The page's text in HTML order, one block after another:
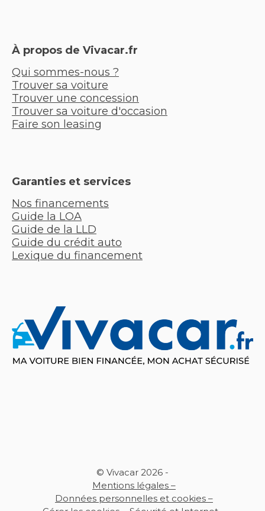
À propos de Vivacar.fr
Qui sommes-nous ?
Trouver sa voiture
Trouver une concession
Trouver sa voiture d'occasion
Faire son leasing
Garanties et services
Nos financements
Guide la LOA
Guide de la LLD
Guide du crédit auto
Lexique du financement
© Vivacar 2026 -
Mentions légales –
Données personnelles et cookies –